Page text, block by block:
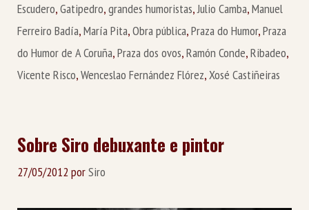
Escudero,Gatipedro,grandes humoristas,Julio Camba,Manuel
Ferreiro Badía,María Pita,Obra pública,Praza do Humor,Praza
do Humor de A Coruña,Praza dos ovos,Ramón Conde,Ribadeo,
Vicente Risco,Wenceslao Fernández Flórez,Xosé Castiñeiras
Sobre Siro debuxante e pintor
27/05/2012 porSiro